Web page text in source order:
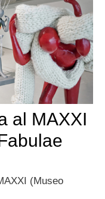
al MAXXI
(Museo